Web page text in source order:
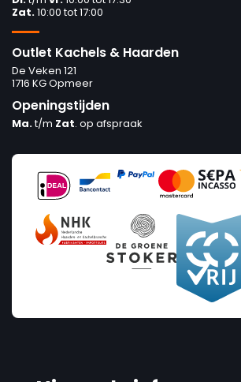
Zat.10:00 tot 17:00
Outlet Kachels & Haarden
De Veken 121
1716 KG Opmeer
Openingstijden
Ma.t/m Zat. op afspraak